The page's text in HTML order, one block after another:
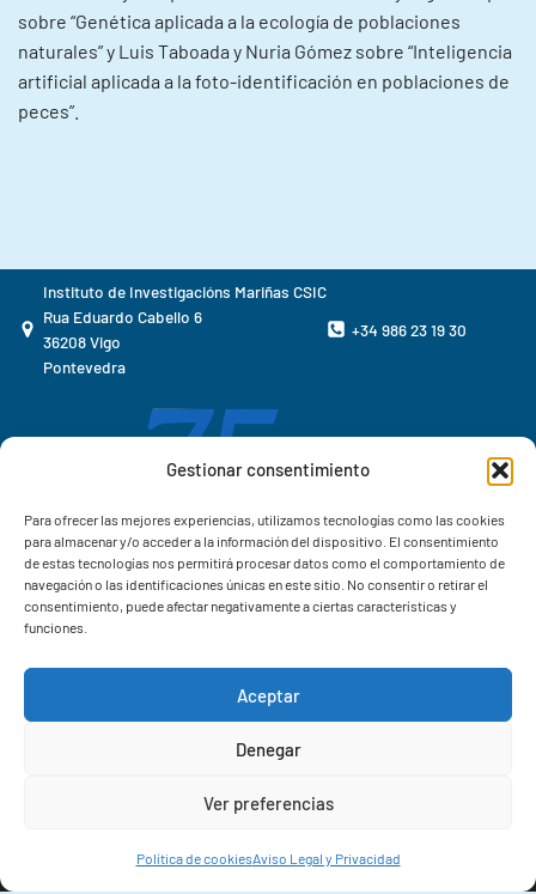
Gestionar consentimiento
Para ofrecer las mejores experiencias, utilizamos tecnologías como las cookies
para almacenar y/o acceder a la información del dispositivo. El consentimiento
de estas tecnologías nos permitirá procesar datos como el comportamiento de
navegación o las identificaciones únicas en este sitio. No consentir o retirar el
consentimiento, puede afectar negativamente a ciertas características y
funciones.
Aceptar
Denegar
Ver preferencias
Política de cookiesAviso Legal y Privacidad
sobre “Genética aplicada a la ecología de poblaciones
naturales” y Luis Taboada y Nuria Gómez sobre “Inteligencia
artificial aplicada a la foto-identificación en poblaciones de
peces”.
Instituto de Investigacións Mariñas CSIC
Rua Eduardo Cabello 6
36208 Vigo
Pontevedra
+34 986 23 19 30
Correo IIM